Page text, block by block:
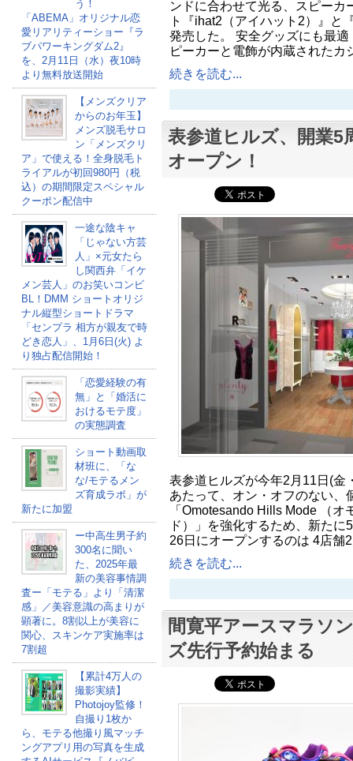
う！
「ABEMA」オリジナル恋
愛リアリティーショー『ラ
ブパワーキングダム2』
を、2月11日（水）夜10時
より無料放送開始
【メンズクリア
からのお年玉】
メンズ脱毛サロ
ン「メンズクリ
ア」で使える！全身脱毛ト
ライアルが初回980円（税
込）の期間限定スペシャル
クーポン配信中
一途な陰キャ
「じゃない方芸
人」×元女たら
し関西弁「イケ
メン芸人」のお笑いコンビ
BL！DMM ショートオリジ
ナル縦型ショートドラマ
「センプラ 相方が親友で時
どき恋人」、1月6日(火) よ
り独占配信開始！
「恋愛経験の有
無」と「婚活に
おけるモテ度」
の実態調査
ショート動画取
材班に、「な
な/モテるメン
ズ育成ラボ」が
新たに加盟
ー中高生男子約
300名に聞い
た、2025年最
新の美容事情調
査ー「モテる」より「清潔
感」／美容意識の高まりが
顕著に。8割以上が美容に
関心、スキンケア実施率は
7割超
【累計4万人の
撮影実績】
Photojoy監修！
自撮り1枚か
ら、モテる他撮り風マッチ
ングアプリ用の写真を生成
ンドに合わせて光る、スピーカ
ト『ihat2（アイハット2）』と
発売した。 安全グッズにも最
ピーカーと電飾が内蔵された
続きを読む...
表参道ヒルズ、開業5
オープン！
表参道ヒルズが今年2月11日(金
あたって、オン・オフのない、
「Omotesando Hills Mode （
ド）」を強化するため、新た
26日にオープンするのは 4店
続きを読む...
間寛平アースマラソ
ズ先行予約始まる